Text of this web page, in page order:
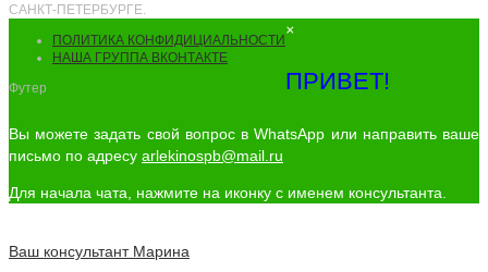
САНКТ-ПЕТЕРБУРГЕ.
ПОЛИТИКА КОНФИДИЦИАЛЬНОСТИ
НАША ГРУППА ВКОНТАКТЕ
Футер
×
ПРИВЕТ!
Вы можете задать свой вопрос в WhatsApp или направить ваше
письмо по адресу arlekinospb@mail.ru
Для начала чата, нажмите на иконку с именем консультанта.
Ваш консультант Марина